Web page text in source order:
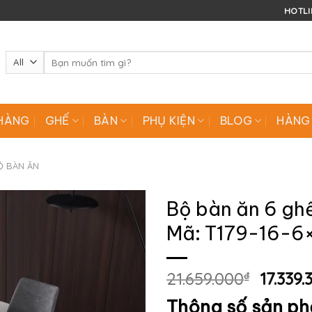
kiếm:
GHẾ BÀN PHỤ KIỆN BLOG
BÀN ĂN
Bộ bàn ăn 6
Mã: T179-16-
21.659.000₫
Giá
gốc
Thông số sản